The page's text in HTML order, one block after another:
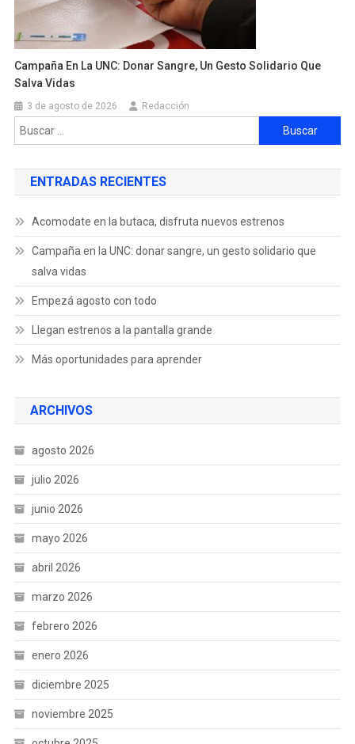
Campaña En La UNC: Donar Sangre, Un Gesto Solidario Que
Salva Vidas
3 de agosto de 2026 Redacción
ENTRADAS RECIENTES
Acomodate en la butaca, disfruta nuevos estrenos
Campaña en la UNC: donar sangre, un gesto solidario que
salva vidas
Empezá agosto con todo
Llegan estrenos a la pantalla grande
Más oportunidades para aprender
ARCHIVOS
agosto 2026
julio 2026
junio 2026
mayo 2026
abril 2026
marzo 2026
febrero 2026
enero 2026
diciembre 2025
noviembre 2025